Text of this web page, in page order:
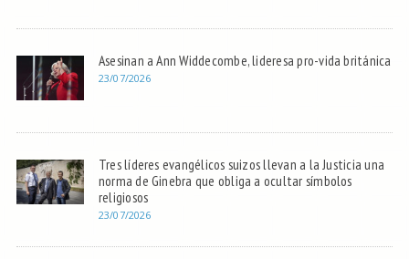
Asesinan a Ann Widdecombe, lideresa pro-vida británica
23/07/2026
Tres líderes evangélicos suizos llevan a la Justicia una
norma de Ginebra que obliga a ocultar símbolos
religiosos
23/07/2026